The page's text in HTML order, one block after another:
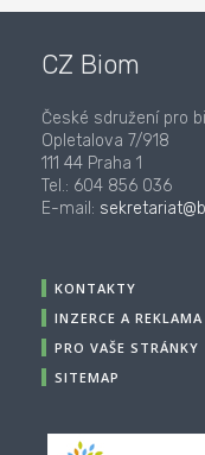
CZ Biom
České sdružení pro
Opletalova 7/918
111 44 Praha 1
Tel.: 604 856 036
E-mail:
KONTAKTY
INZERCE A REKLAMA
PRO VAŠE STRÁNKY
SITEMAP